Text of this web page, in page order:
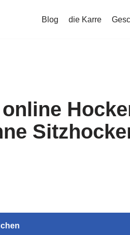
Blog die Karre